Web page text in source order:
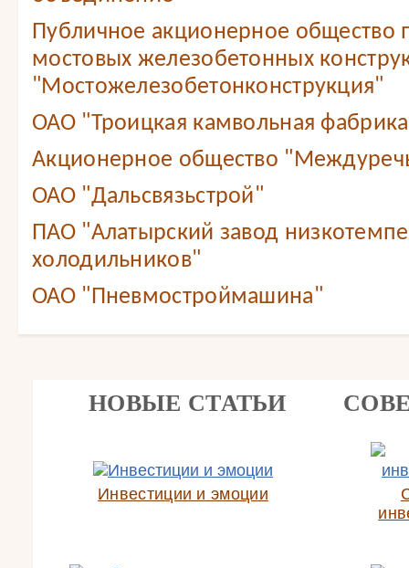
Публичное акционерное общество
мостовых железобетонных
"Мостожелезобетонконструкция"
ОАО "Троицкая камвольная
Акционерное общество
ОАО "Дальсвязьстрой"
ПАО "Алатырский завод
холодильников"
ОАО "Пневмостроймашина"
НОВЫЕ СТАТЬИ
Инвестиции и эмоции